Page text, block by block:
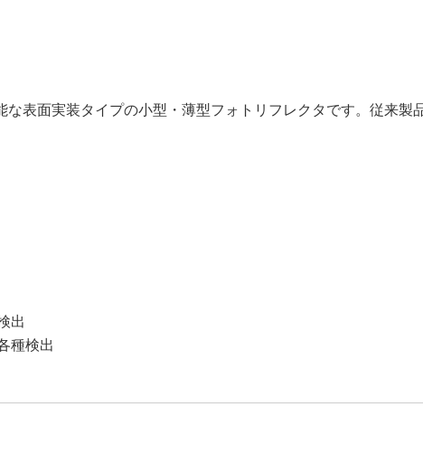
表面実装タイプの小型・薄型フォトリフレクタです。従来
出
種検出